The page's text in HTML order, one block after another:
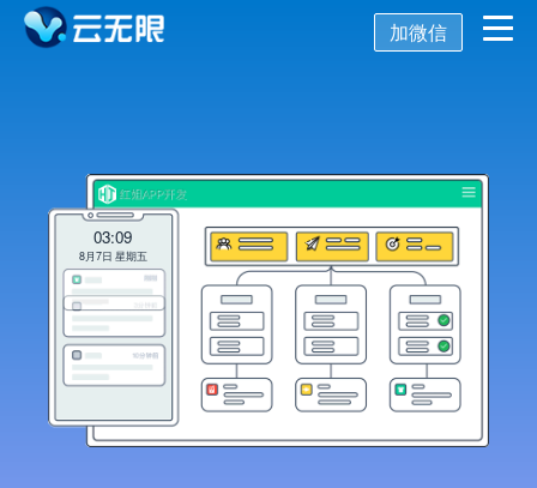
加微信
营销推广
数字化营销
新媒体营销
网站优化
数字化建设
网站建设
公众号开发
SEO优化
关键词SEO排名
SEO技术
关于我们
AISEO系统
03:09
8月7日 星期五